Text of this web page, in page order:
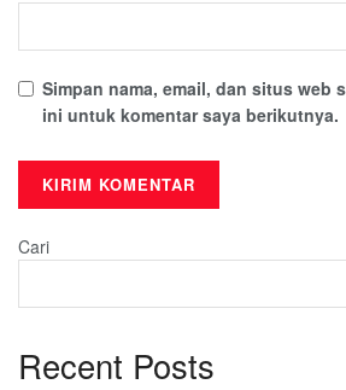
Simpan nama, email, dan situs web
ini untuk komentar saya berikutnya.
Cari
Recent Posts